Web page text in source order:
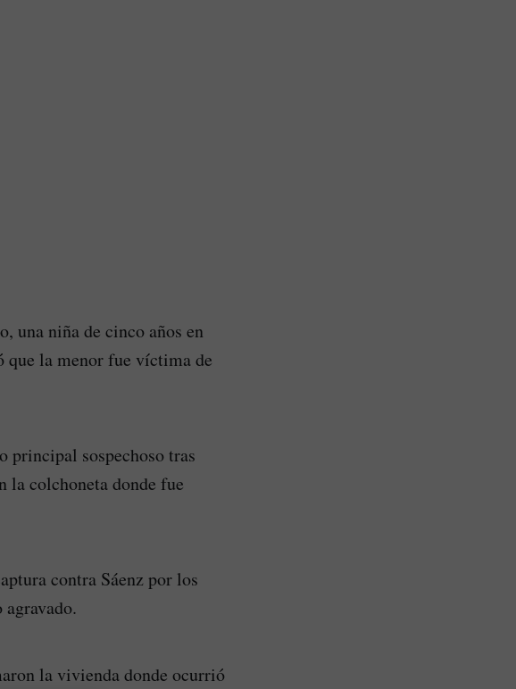
una niña de cinco años en
la menor fue víctima de
principal sospechoso tras
la colchoneta donde fue
contra Sáenz por los
la vivienda donde ocurrió